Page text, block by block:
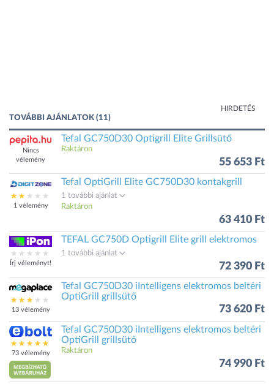
HIRDETÉS
TOVÁBBI AJÁNLATOK (11)
Nincs
vélemény
Tefal GC750D30 Optigrill Elite Grillsütő
Raktáron
55 653 Ft
1 vélemény
Tefal OptiGrill Elite GC750D30 kontakgrill
1 további ajánlat
Raktáron
63 410 Ft
Írj véleményt!
TEFAL GC750D Optigrill Elite grill elektromos
1 további ajánlat
72 390 Ft
13 vélemény
Tefal GC750D30 iIntelligens elektromos beltéri
OptiGrill grillsütő
73 620 Ft
73 vélemény
Tefal GC750D30 iIntelligens elektromos beltéri
OptiGrill grillsütő
Raktáron
74 990 Ft